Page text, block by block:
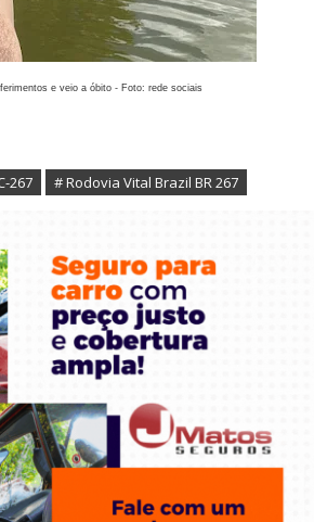
e veio a óbito - Foto: rede sociais
267 # Rodovia Vital Brazil BR 267